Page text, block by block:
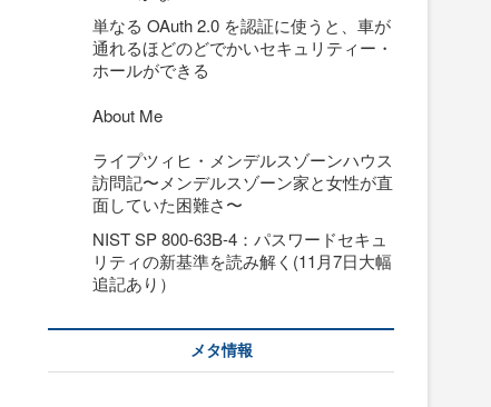
単なる OAuth 2.0 を認証に使うと、車が
通れるほどのどでかいセキュリティー・
ホールができる
About Me
ライプツィヒ・メンデルスゾーンハウス
訪問記〜メンデルスゾーン家と女性が直
面していた困難さ〜
NIST SP 800-63B-4：パスワードセキュ
リティの新基準を読み解く(11月7日大幅
追記あり）
メタ情報